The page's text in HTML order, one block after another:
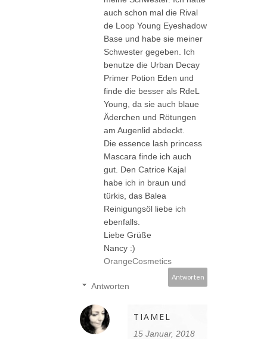
auch schon mal die Rival
de Loop Young Eyeshadow
Base und habe sie meiner
Schwester gegeben. Ich
benutze die Urban Decay
Primer Potion Eden und
finde die besser als RdeL
Young, da sie auch blaue
Äderchen und Rötungen
am Augenlid abdeckt.
Die essence lash princess
Mascara finde ich auch
gut. Den Catrice Kajal
habe ich in braun und
türkis, das Balea
Reinigungsöl liebe ich
ebenfalls.
Liebe Grüße
Nancy :)
OrangeCosmetics
Antworten
Antworten
TIAMEL
15 Januar, 2018